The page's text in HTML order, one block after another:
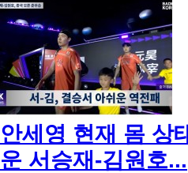
안세영 현재 몸 상
운 서승재-김원호...